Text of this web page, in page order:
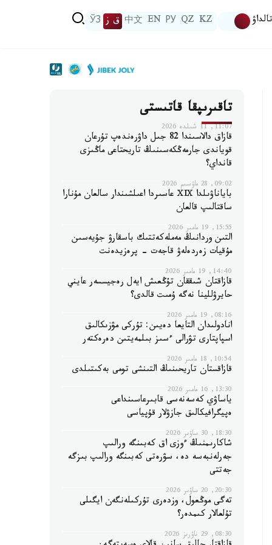
تالداۋ KZ
QZ
РУ
EN
中文 ق ز ЎЗ
تاقىرىپقا قاتىستى
11:07, 11 شىلدە 2026
قازاق دالاسىندا 82 جىل داۋرەندەپ تۇرعان
قوياندى جارمەڭكەسىنىڭ تاريحتاعى ماڭىزى
قانداي؟
09:02, 28 ماۋسىم 2026
باياناۋىلدا ⅩⅨ عاسىردا اعىلشىندار سالعان مۇنارا
ساقتالىپ قالعان
15:55, 19 مامىر 2026
التىن وردانىڭ مەملەكەتتىك باسقارۋ جۇيەسىن
مۇقيات زەردەلەۋ قاجەت - پرەزيدەنت
14:40, 19 مامىر 2026
قازاقتان شىققان تۇڭعىش ايەل رەجيسسەر عايني
حايرۋللينا نەگە ۇمىت قالدى؟
08:16, 19 مامىر 2026
انادولىدان التايعا دەيىن: تۇركى مۋزىكالىق
اسپاپتارى تۋرالى ءسىز بىلمەيتىن دەرەكتەر
10:54, 18 مامىر 2026
قازاقستان تاريحىنىڭ التىنشى تومى بەكىتىلدى
13:30, 16 مامىر 2026
ياساۋي كەسەنەسى قابىرعاسىنداعى
ەپيگرافيكالىق جازۋلار قۇپياسى
18:30, 30 ساۋىر 2026
شاكارىمنىڭ ءوزى اق كەبىنگە ورالىپ
جەرلەنبەسە دە، سۋرەتى كەبىنگە ورالىپ بىزگە
جەتتى
20:30, 20 ساۋىر 2026
تەگى موڭعول، وزدەرى تۇركىلەنگەن ايگىلى
تۇلعالار كىمدەر؟
08:30, 29 ناۋرىز 2026